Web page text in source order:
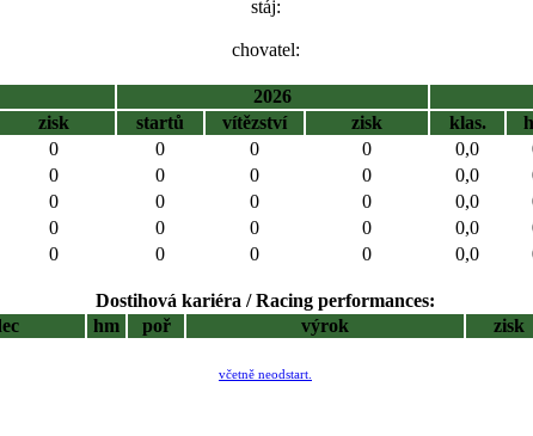
stáj:
chovatel:
2026
zisk startů vítězství zisk klas.
0 0 0 0 0,0
0 0 0 0 0,0
0 0 0 0 0,0
0 0 0 0 0,0
0 0 0 0 0,0
Dostihová kariéra / Racing performances:
hm poř výrok zisk
včetně neodstart.